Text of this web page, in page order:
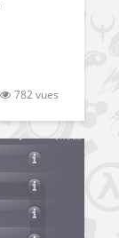
782 vues